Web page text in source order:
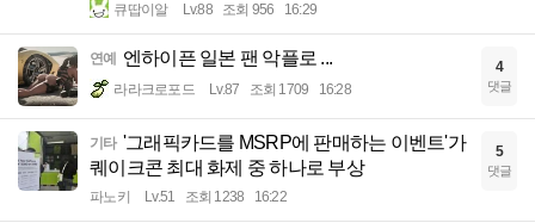
큐땁이알 Lv.88 조회 956 16:29
연예 엔하이픈 일본 팬 악플로 ...
라라크로포드 Lv.87 조회 1709 16:28
4
댓글
기타 '그래픽카드를 MSRP에 판매하는 이벤트'가
퀘이크콘 최대 화제 중 하나로 부상
파노키 Lv.51 조회 1238 16:22
5
댓글